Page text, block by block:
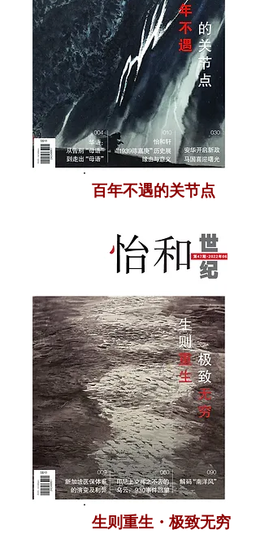
百年不遇的关节点
生则重生・极致无穷